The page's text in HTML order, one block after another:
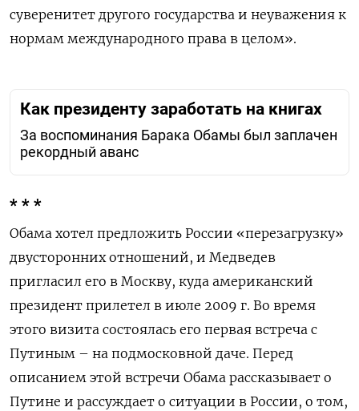
суверенитет другого государства и неуважения к
нормам международного права в целом».
Как президенту заработать на книгах
За воспоминания Барака Обамы был заплачен
рекордный аванс
* * *
Обама хотел предложить России «перезагрузку»
двусторонних отношений, и Медведев
пригласил его в Москву, куда американский
президент прилетел в июле 2009 г. Во время
этого визита состоялась его первая встреча с
Путиным – на подмосковной даче. Перед
описанием этой встречи Обама рассказывает о
Путине и рассуждает о ситуации в России, о том,